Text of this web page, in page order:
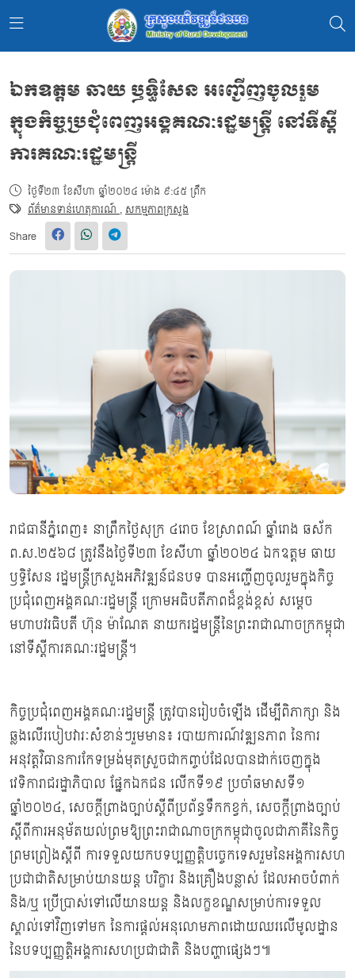
ឯកឧត្តម ឆាយ ឫទ្ធិសែន អញ្ជើញចូលរួម
ក្នុងកិច្ចប្រជុំពេញអង្គគណៈរដ្ឋមន្ត្រី នៅទីស្តី
ការគណៈរដ្ឋមន្ត្រី
ថ្ងៃទី២៣ ខែសីហា ឆ្នាំ២០២៤ ម៉ោង ៩:៤៥ ព្រឹក
ព័ត៌មានទាន់ហេតុការណ៍,សកម្មភាពក្រសួង
Share
រាជធានីភ្នំពេញ៖ នាព្រឹកថ្ងៃសុក្រ ៤រោច ខែស្រាពណ៍ ឆ្នាំរោង ឆស័ក
ព.ស.២៥៦៨ ត្រូវនឹងថ្ងៃទី២៣ ខែសីហា ឆ្នាំ២០២៤ ឯកឧត្តម ឆាយ
ឫទ្ធិសែន រដ្ឋមន្ត្រីក្រសួងអភិវឌ្ឍន៍ជនបទ បានអញ្ជើញចូលរួមក្នុងកិច្ច
ប្រជុំពេញអង្គគណៈរដ្ឋមន្ត្រី ក្រោមអធិបតីភាពដ៏ខ្ពង់ខ្ពស់ សម្តេច
មហាបវរធិបតី ហ៊ុន ម៉ាណែត នាយករដ្ឋមន្ត្រីនៃព្រះរាជាណាចក្រកម្ពុជា
នៅទីស្តីការគណៈរដ្ឋមន្ត្រី។
កិច្ចប្រជុំពេញអង្គគណៈរដ្ឋមន្ត្រី ត្រូវបានរៀបចំឡើង ដើម្បីពិភាក្សា និង
ឆ្លងលើរបៀបវារៈសំខាន់ៗរួមមាន៖ របាយការណ៍វឌ្ឍនភាព នៃការ
អនុវត្តវិធានការកែទម្រង់មុតស្រួចជាកញ្ចប់ដែលបានដាក់ចេញក្នុង
វេទិការាជរដ្ឋាភិបាល ផ្នែកឯកជន លើកទី១៩ ប្រចាំឆមាសទី១
ឆ្នាំ២០២៤, សេចក្តីព្រាងច្បាប់ស្តីពីប្រព័ន្ធទឹកកខ្វក់, សេចក្តីព្រាងច្បាប់
ស្តីពីការអនុម័តយល់ព្រមឱ្យព្រះរាជាណាចក្រកម្ពុជាចូលជាភាគីនៃកិច្ច
ព្រមព្រៀងស្តីពី ការទទួលយកបទប្បញ្ញត្តិបច្ចេកទេសរួមនៃអង្គការសហ
ប្រជាជាតិសម្រាប់យានយន្ត បរិក្ខារ និងគ្រឿងបន្លាស់ ដែលអាចបំពាក់
និង/ឬ ប្រើប្រាស់ទៅលើយានយន្ត និងលក្ខខណ្ឌសម្រាប់ការទទួល
ស្គាល់ទៅវិញទៅមក នៃការផ្តល់អនុលោមភាពដោយឈរលើមូលដ្ឋាន
នៃបទប្បញ្ញត្តិអង្គការសហប្រជាជាតិ និងបញ្ហាផ្សេងៗ៕